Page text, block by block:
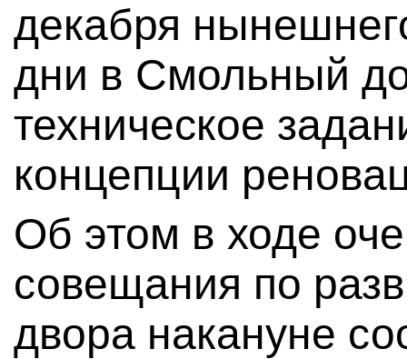
декабря
дни в Смольный
техническое
концепции
Об этом в ходе
совещания по
двора накануне